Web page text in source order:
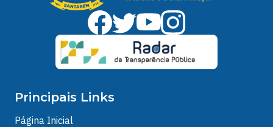
Principais Links
Página Inicial